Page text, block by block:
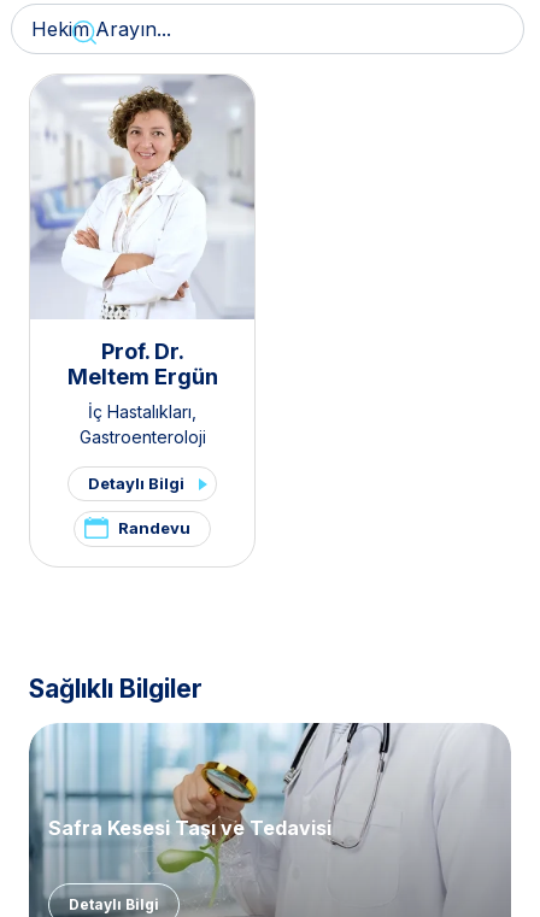
Prof. Dr.
Meltem Ergün
İç Hastalıkları,
Gastroenteroloji
Detaylı Bilgi
Randevu
Sağlıklı Bilgiler
Safra Kesesi Taşı ve Tedavisi
Detaylı Bilgi